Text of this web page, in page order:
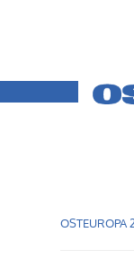
OSTEUROPA